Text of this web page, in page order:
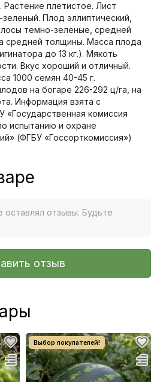
Растение плетистое. Лист
Плод эллиптический,
темно-зеленые, средней
средней толщины. Масса плода
до 13 кг.). Мякоть
Вкус хороший и отличный.
1000 семян 40-45 г.
на богаре 226-292 ц/га, на
Информация взята с
«Государственная комиссия
иcпытанию и охране
(ФГБУ «Госсорткомиссия»)
оставлял отзывы. Будьте
отзыв